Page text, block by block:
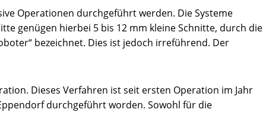
Operationen durchgeführt werden. Die Systeme
genügen hierbei 5 bis 12 mm kleine Schnitte, durch die
bezeichnet. Dies ist jedoch irreführend. Der
Dieses Verfahren ist seit ersten Operation im Jahr
durchgeführt worden. Sowohl für die